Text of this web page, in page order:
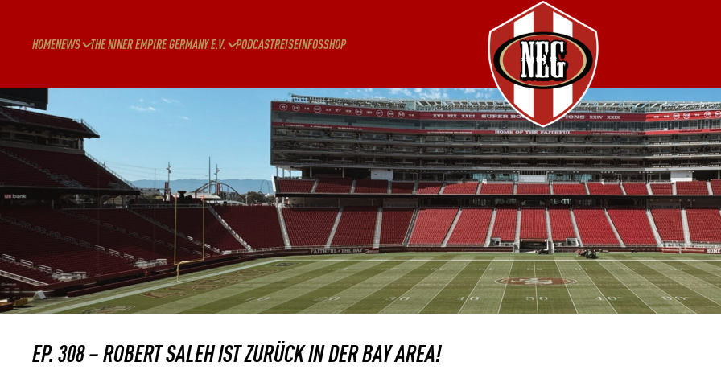
HOMENEWS THE NINER EMPIRE GERMANY E.V. PODCASTREISEINFOSSHOP
EP. 308 – ROBERT SALEH IST ZURÜCK IN DER BAY AREA!